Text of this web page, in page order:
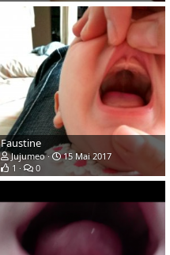
Faustine
Jujumeo
15 Mai 2017
1
0